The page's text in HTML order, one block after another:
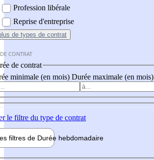
Profession libérale
Reprise d'entreprise
de types de contrat
CONTRAT
de contrat
minimale (en mois) Durée maximale (en mois)
le filtre du type de contrat
filtres de Durée hebdomadaire